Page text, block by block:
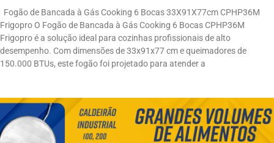
Fogão de Bancada à Gás Cooking 6 Bocas 33X91X77cm CPHP36M
Frigopro O Fogão de Bancada à Gás Cooking 6 Bocas CPHP36M
Frigopro é a solução ideal para cozinhas profissionais de alto
desempenho. Com dimensões de 33x91x77 cm e queimadores de
150.000 BTUs, este fogão foi projetado para atender a